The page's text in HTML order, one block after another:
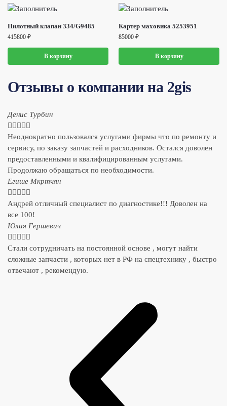
Пилотный клапан 334/G9485
415800 ₽
В корзину
Картер маховика 5253951
85000 ₽
В корзину
Отзывы о компании на 2gis
Денис Турбин
    
Неоднократно пользовался услугами фирмы что по ремонту и
сервису, по заказу запчастей и расходников. Остался доволен
предоставленными и квалифицированным услугами.
Продолжаю обращаться по необходимости.
​Егише Мкртчян
    
Андрей отличный специалист по диагностике!!! Доволен на
все 100!
​Юлия Гершевич
    
Стали сотрудничать на постоянной основе , могут найти
сложные запчасти , которых нет в РФ на спецтехнику , быстро
отвечают , рекомендую.